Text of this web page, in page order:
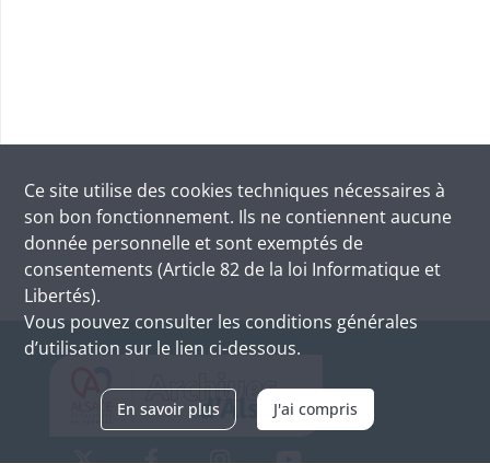
Ce site utilise des cookies techniques nécessaires à
son bon fonctionnement. Ils ne contiennent aucune
donnée personnelle et sont exemptés de
consentements (Article 82 de la loi Informatique et
Libertés).
Vous pouvez consulter les conditions générales
d’utilisation sur le lien ci-dessous.
En savoir plus J'ai compris